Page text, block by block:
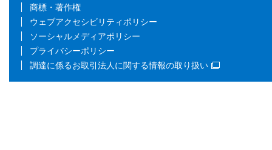
商標・著作権
ウェブアクセシビリティポリシー
ソーシャルメディアポリシー
プライバシーポリシー
調達に係るお取引法人に関する情報の取り扱い